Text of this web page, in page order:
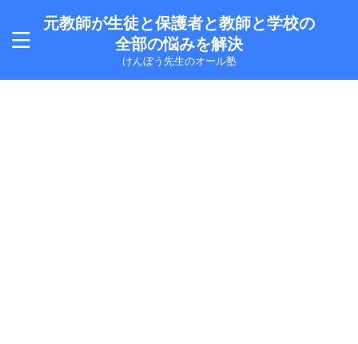
元教師が生徒と保護者と教師と学校の
全部の悩みを解決
けんぼう先生のオール塾